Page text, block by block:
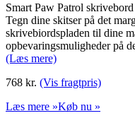
Smart Paw Patrol
Tegn dine skitser på det
skrivebiordspladen til dine
opbevaringsmuligheder på
(Læs mere)
768 kr. (Vis fragtpris)
Læs mere »Køb nu »